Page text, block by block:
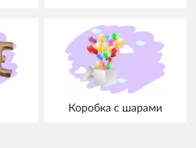
Коробка с шарами